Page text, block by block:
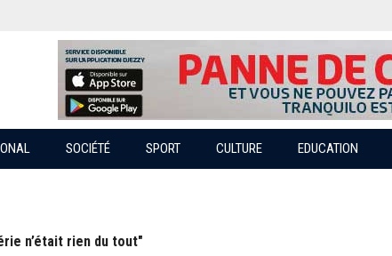
SOCIÉTÉ SPORT CULTURE EDUCATION
n’était rien du tout"